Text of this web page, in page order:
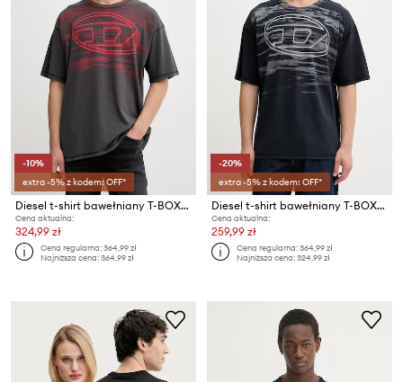
-10%
extra -5% z kodem: OFF*
Diesel t-shirt bawełniany T-BOXT-T5
Cena aktualna:
324,99 zł
Cena regularna:364,99 zł
Najniższa cena:364,99 zł
-20%
extra -5% z kodem: OFF*
Diesel t-shirt bawełniany T-BOXT-T5
Cena aktualna:
259,99 zł
Cena regularna:364,99 zł
Najniższa cena:324,99 zł